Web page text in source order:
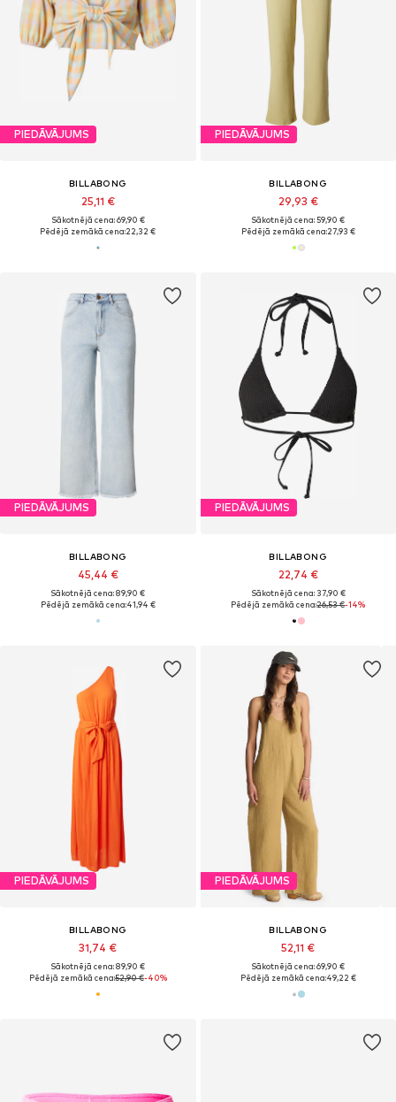
PIEDĀVĀJUMS
BILLABONG
25,11 €
Sākotnējā cena: 69,90 €
Pēdējā zemākā cena:22,32 €
PIEDĀVĀJUMS
BILLABONG
29,93 €
Sākotnējā cena: 59,90 €
Pēdējā zemākā cena:27,93 €
PIEDĀVĀJUMS
BILLABONG
45,44 €
Sākotnējā cena: 89,90 €
Pēdējā zemākā cena:41,94 €
PIEDĀVĀJUMS
BILLABONG
22,74 €
Sākotnējā cena: 37,90 €
Pēdējā zemākā cena:26,53 €-14%
PIEDĀVĀJUMS
BILLABONG
31,74 €
Sākotnējā cena: 89,90 €
Pēdējā zemākā cena:52,90 €-40%
PIEDĀVĀJUMS
BILLABONG
52,11 €
Sākotnējā cena: 69,90 €
Pēdējā zemākā cena:49,22 €